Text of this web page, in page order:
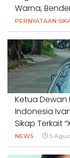
Warna,
PERNYATAAN
Ketua Dewan
Indonesia
Sikap Terkait
NEWS 5